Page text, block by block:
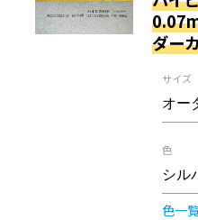
ダー
サイズ
色
色一